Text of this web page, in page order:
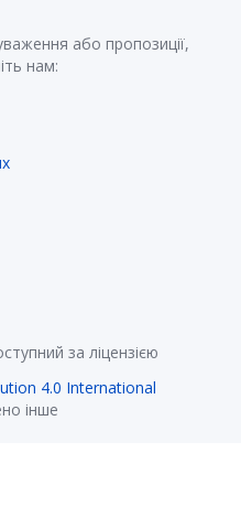
або пропозиції,
нам:
за ліцензією
4.0 International
інше